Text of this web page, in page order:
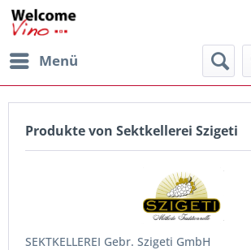
Menü
Produkte von Sektkellerei Szigeti
SEKTKELLEREI Gebr. Szigeti GmbH